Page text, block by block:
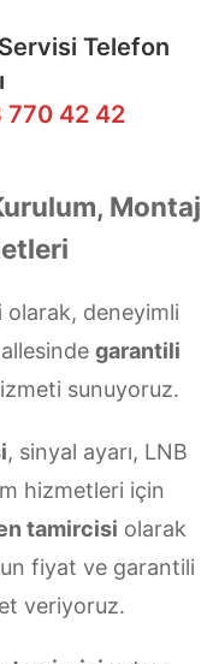
Telefon
770 42 42
Montaj
olarak, deneyimli
garantili
sunuyoruz.
, sinyal ayarı, LNB
hizmetleri için
tamircisi olarak
fiyat ve garantili
veriyoruz.